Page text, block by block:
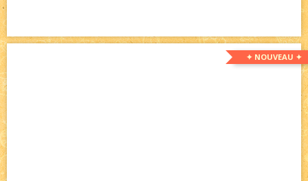
✦ NOUVEAU ✦